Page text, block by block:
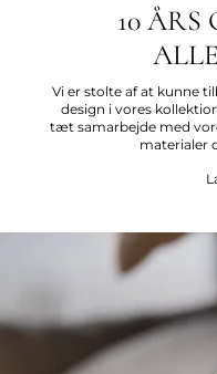
10
Vi er stolte af at kunne
design i vores
tæt samarbejde med
materialer